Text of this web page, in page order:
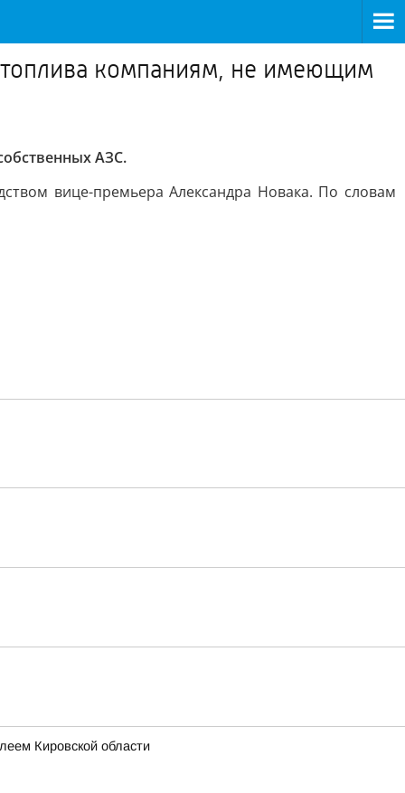
топлива компаниям, не имеющим
АЗС.
вице-премьера Александра Новака. По словам
Кировской области